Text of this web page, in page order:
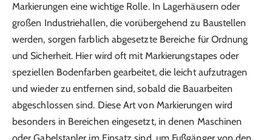
Markierungen eine wichtige Rolle. In Lagerhäusern oder
großen Industriehallen, die vorübergehend zu Baustellen
werden, sorgen farblich abgesetzte Bereiche für Ordnung
und Sicherheit. Hier wird oft mit Markierungstapes oder
speziellen Bodenfarben gearbeitet, die leicht aufzutragen
und wieder zu entfernen sind, sobald die Bauarbeiten
abgeschlossen sind. Diese Art von Markierungen wird
besonders in Bereichen eingesetzt, in denen Maschinen